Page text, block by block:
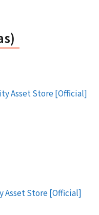
Asset Store [Official]
Asset Store [Official]